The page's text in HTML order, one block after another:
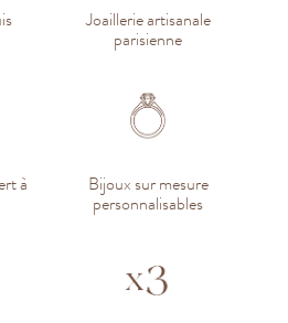
Joaillerie artisanale
parisienne
à Bijoux sur mesure
personnalisables